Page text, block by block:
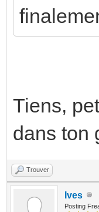
Tiens,
dans ton
Trouver
Ives
Posting